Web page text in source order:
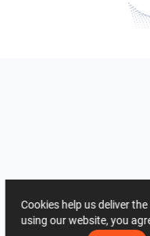
Cookies help us deliver
using our website, you